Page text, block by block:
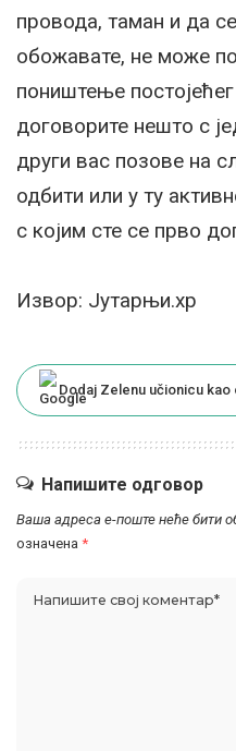
провода, таман и да
обожавате, не може
поништење
договорите нешто с
други вас позове на
одбити или у ту
с којим сте се прво
Извор: Јутарњи.хр
Dodaj Zelenu učionicu
Напишите одговор
Ваша адреса е-поште неће бити
означена *